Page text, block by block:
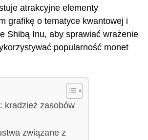
atrakcyjne elementy
grafikę o tematyce kwantowej i
Shibą Inu, aby sprawiać wrażenie
popularność monet
kradzież zasobów
związane z